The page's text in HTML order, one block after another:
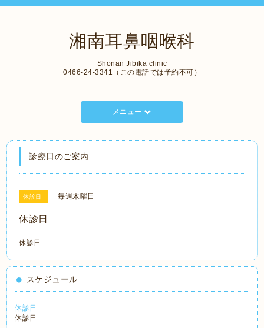
湘南耳鼻咽喉科
Shonan Jibika clinic
0466-24-3341（この電話では予約不可）
メニュー
診療日のご案内
休診日 毎週木曜日
休診日
休診日
スケジュール
休診日
休診日